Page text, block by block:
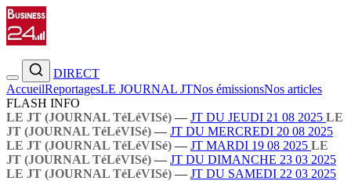
DIRECT
AccueilReportagesLE JOURNAL JTNos émissionsNos articles
FLASH INFO
LE JT (JOURNAL TéLéVISé) — JT DU JEUDI 21 08 2025 LE
JT (JOURNAL TéLéVISé) — JT DU MERCREDI 20 08 2025
LE JT (JOURNAL TéLéVISé) — JT MARDI 19 08 2025 LE
JT (JOURNAL TéLéVISé) — JT DU DIMANCHE 23 03 2025
LE JT (JOURNAL TéLéVISé) — JT DU SAMEDI 22 03 2025